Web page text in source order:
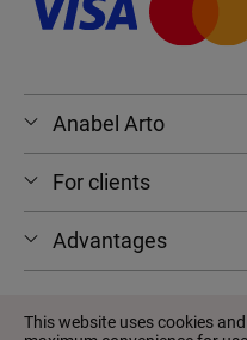
Anabel Arto
For clients
Advantages
This website uses cookies